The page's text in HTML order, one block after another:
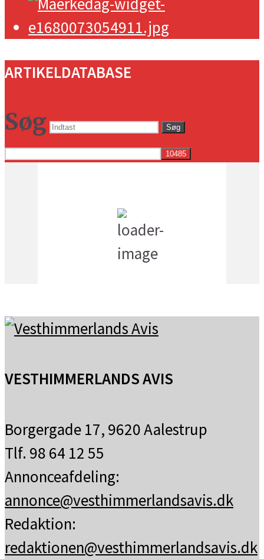
ARTIKELDATABASE
Søg Søg
spredt skydække
VESTHIMMERLANDS AVIS
Borgergade 17, 9620 Aalestrup
Tlf. 98 64 12 55
Annonceafdeling:
annonce@vesthimmerlandsavis.dk
Redaktion:
redaktionen@vesthimmerlandsavis.dk